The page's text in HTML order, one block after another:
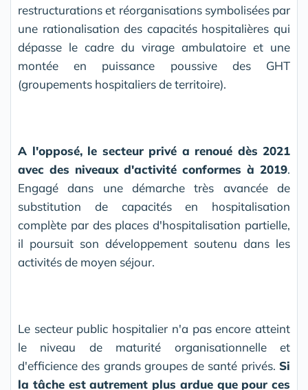
restructurations et réorganisations symbolisées par
une rationalisation des capacités hospitalières qui
dépasse le cadre du virage ambulatoire et une
montée en puissance poussive des GHT
(groupements hospitaliers de territoire).
A l'opposé, le secteur privé a renoué dès 2021
avec des niveaux d'activité conformes à 2019.
Engagé dans une démarche très avancée de
substitution de capacités en hospitalisation
complète par des places d'hospitalisation partielle,
il poursuit son développement soutenu dans les
activités de moyen séjour.
Le secteur public hospitalier n'a pas encore atteint
le niveau de maturité organisationnelle et
d'efficience des grands groupes de santé privés. Si
la tâche est autrement plus ardue que pour ces